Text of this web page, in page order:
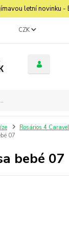
letní novinku -
CZK
Rosários 4
07
bebé 07